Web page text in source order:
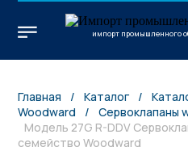
импорт промышленного
Главная / Каталог /
Woodward
/ Сервоклапаны
Модель 27G R-DDV
семейство Woodward